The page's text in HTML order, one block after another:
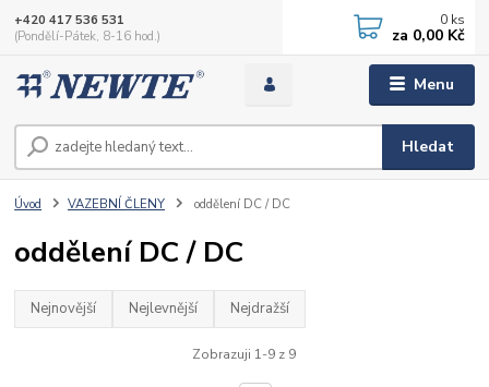
Menu
Hledat
+420 417 536 531
(Pondělí-Pátek, 8-16 hod.)
0 ks
za 0,00 Kč
Úvod VAZEBNÍ ČLENY oddělení DC / DC
oddělení DC / DC
Nejnovější Nejlevnější Nejdražší
Zobrazuji 1-9 z 9